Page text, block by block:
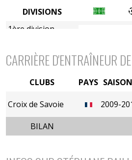
DIVISIONS
1ère division
CARRIÈRE D'ENTRAÎNEUR
PAYS
2009-
CLUBS
Croix de Savoie
BILAN